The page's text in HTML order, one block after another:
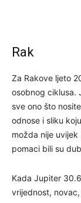
Rak
Za Rakove ljeto
osobnog ciklusa.
sve ono što
odnose i sliku
možda nije uvijek
pomaci bili su
Kada Jupiter
vrijednost,